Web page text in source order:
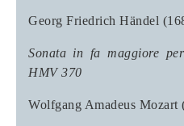
Georg Friedrich Händel
Sonata in fa maggiore
HMV 370
Wolfgang Amadeus Mozart